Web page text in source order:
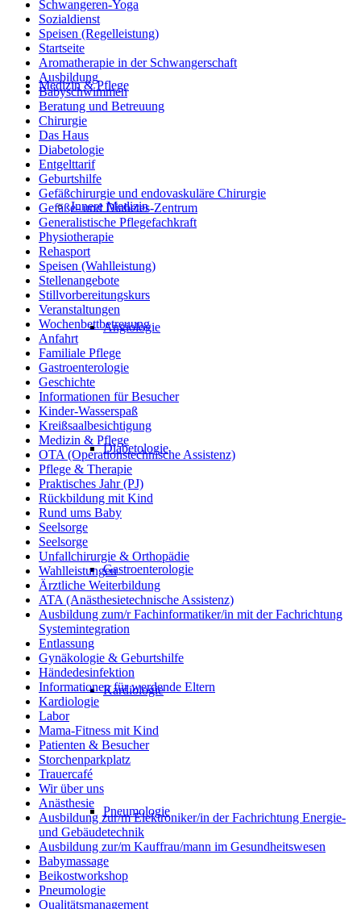
Medizin & Pflege
Innere Medizin
Angiologie
Diabetologie
Gastroenterologie
Kardiologie
Pneumologie
Schwangeren-Yoga
Sozialdienst
Speisen (Regelleistung)
Startseite
Aromatherapie in der Schwangerschaft
Ausbildung
Babyschwimmen
Beratung und Betreuung
Chirurgie
Das Haus
Diabetologie
Entgelttarif
Geburtshilfe
Gefäßchirurgie und endovaskuläre Chirurgie
Gefäße- und Diabetes-Zentrum
Generalistische Pflegefachkraft
Physiotherapie
Rehasport
Speisen (Wahlleistung)
Stellenangebote
Stillvorbereitungskurs
Veranstaltungen
Wochenbettbetreuung
Anfahrt
Familiale Pflege
Gastroenterologie
Geschichte
Informationen für Besucher
Kinder-Wasserspaß
Kreißsaalbesichtigung
Medizin & Pflege
OTA (Operationstechnische Assistenz)
Pflege & Therapie
Praktisches Jahr (PJ)
Rückbildung mit Kind
Rund ums Baby
Seelsorge
Seelsorge
Unfallchirurgie & Orthopädie
Wahlleistungen
Ärztliche Weiterbildung
ATA (Anästhesietechnische Assistenz)
Ausbildung zum/r Fachinformatiker/in mit der Fachrichtung
Systemintegration
Entlassung
Gynäkologie & Geburtshilfe
Händedesinfektion
Informationen für werdende Eltern
Kardiologie
Labor
Mama-Fitness mit Kind
Patienten & Besucher
Storchenparkplatz
Trauercafé
Wir über uns
Anästhesie
Ausbildung zur/m Elektroniker/in der Fachrichtung Energie-
und Gebäudetechnik
Ausbildung zur/m Kauffrau/mann im Gesundheitswesen
Babymassage
Beikostworkshop
Pneumologie
Qualitätsmanagement